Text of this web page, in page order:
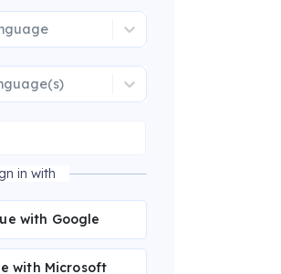
in with
with Google
with Microsoft